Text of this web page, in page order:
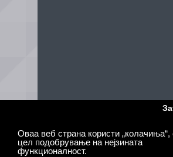
Оваа веб страна користи „колачиња“,
цел подобрување на нејзината
функционалност.